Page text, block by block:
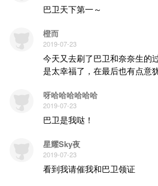
巴卫天下第一～
橙而
2019-07-23
今天又去刷了巴卫和奈奈生的
是太幸福了，在最后也有点意
呀哈哈哈哈哈哈
2019-07-23
巴卫是我哒！
星耀Sky夜
2019-07-23
看到我请催我和巴卫领证